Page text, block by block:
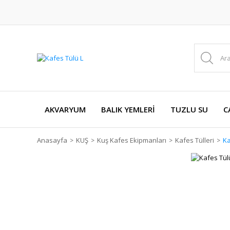
AKVARYUM BALIK YEMLERİ TUZLU SU
Anasayfa KUŞ Kuş Kafes Ekipmanları Kafes Tülleri